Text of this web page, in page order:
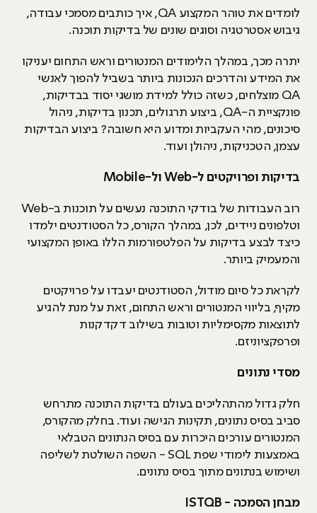
לומדים את טוהר המקצוע QA, איך כותבים מסמכי עבודה,
גיבוש אסטרטגיה וסוגים שונים של בדיקות תוכנה.
יתרה מכך, במהלך הלימודים המנטורים וראש התחום יעניקו
את המידע והדרכים הנכונות ביותר בשביל להפוך לאנשי
QA מוצלחים, כשזה כולל למידת מושגי יסוד בבדיקות,
פונקציית ה-QA, ביצוע תרגולים, תכנון בדיקות, ניהול
סיכונים, מהי העקביות ומדוע היא חשובה? ביצוע הבדיקות
עצמן, הטכניקות, ניהולן ועוד.
בדיקות ופרויקטים ל-Web ול-Mobile
רוב העבודות של בודקי התוכנה נעשים על תוכנות ב-Web
וטלפונים ניידים, לכן, במהלך הקורס, כל הסטודנטים ילמדו
כיצד לבצע בדיקות על הפלטפורמות הללו באופן המקצועי
והמעמיק ביותר.
לקראת כל סיום מודול, הסטודנטים יעבדו על פרויקטים
מקיף, בליווי המנטורים וראש התחום, זאת על מנת להגיע
לתוצאות מקסימליות וטובות בשילוב דקדקנות
ופרפקציוניזם.
מסדי נתונים
חלק גדול מהתהליכים בעולם בדיקות התוכנה מתרחש
סביב בסיס נתונים, תקינות הגישה ועוד. בחלק מהקורס,
המנטורים עורכים היכרות עם בסיס הנתונים הטבלאי
באמצעות לימודי שפת SQL - השפה השולטת לשליפה
ושימוש בנתונים מתוך בסיס נתונים.
מבחן הסמכה - ISTQB